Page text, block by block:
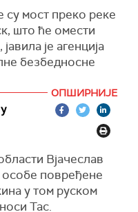
бојеве
су испоручене у
рударско-
украјинске
недеље.
радила под
и емитовала је
Телеграмублизак
да Министарство
границе.
су мост преко реке
што ће омести
је агенција
безбедносне
у округу Глушков,
ОПШИРНИЈЕ
Вјачеслав
особе повређене
у том руском
Тас.